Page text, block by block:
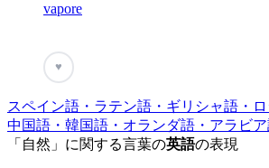
vapore
♥
スペイン語・ラテン語・ギリシャ語・
中国語・韓国語・オランダ語・アラビ
「自然」に関する言葉の英語の表現